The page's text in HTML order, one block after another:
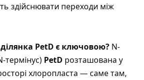
здійснювати переходи між
PetD є ключовою? N-
термінус) PetD розташована у
хлоропласта — саме там,